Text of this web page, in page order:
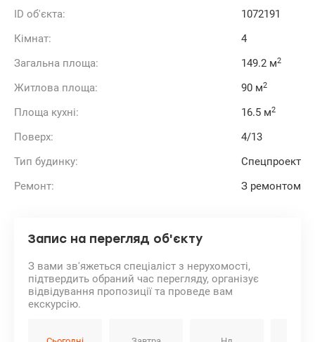
Hunter.
вибору меблів залишається за новим господарем.
використовувалися.
Голосіївського району!
ID об'єкта:
1072191
Кімнат:
4
Загальна площа:
149.2 м2
Житлова площа: 90 м2
Площа кухні: 16.5 м2
Поверх:
4/13
Тип будинку:
Спецпроект
Ремонт:
З ремонтом
Запис на перегляд об'єкту
З вами зв'яжеться спеціаліст з нерухомості,
підтвердить обраний час перегляду, організує
відвідування пропозиції та проведе вам
екскурсію.